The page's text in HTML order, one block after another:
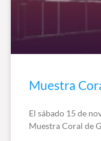
Muestra
El sábado 15 de
Muestra Coral de